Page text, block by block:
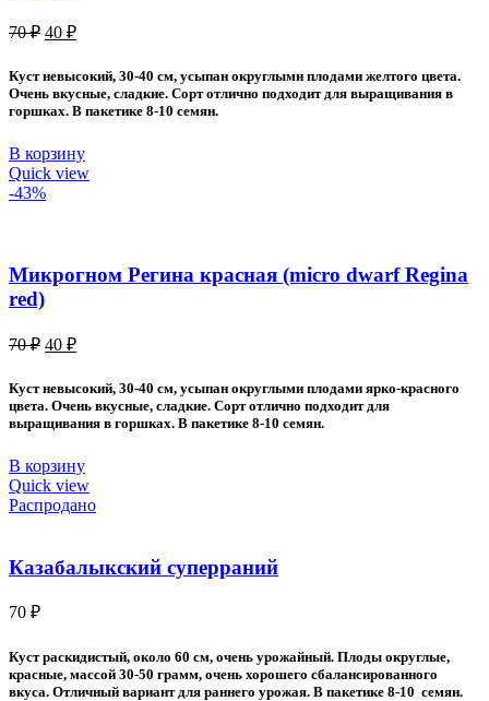
70₽ Первоначальная
составляла
70 ₽.
40 ₽Текущая
40 ₽.
Куст невысокий, 30-40 см, усыпан округлыми плодами желтого цвета.
Очень вкусные, сладкие. Сорт отлично подходит для выращивания в
горшках. В пакетике 8-10 семян.
В корзину
Quick view
-43%
Микрогном Регина красная (micro dwarf Regina
red)
70₽ Первоначальная
составляла
70 ₽.
40 ₽Текущая
40 ₽.
Куст невысокий, 30-40 см, усыпан округлыми плодами ярко-красного
цвета. Очень вкусные, сладкие. Сорт отлично подходит для
выращивания в горшках. В пакетике 8-10 семян.
В корзину
Quick view
Распродано
Казабалыкский суперраний
70 ₽
Куст раскидистый, около 60 см, очень урожайный. Плоды округлые,
красные, массой 30-50 грамм, очень хорошего сбалансированного
вкуса. Отличный вариант для раннего урожая. В пакетике 8-10 семян.